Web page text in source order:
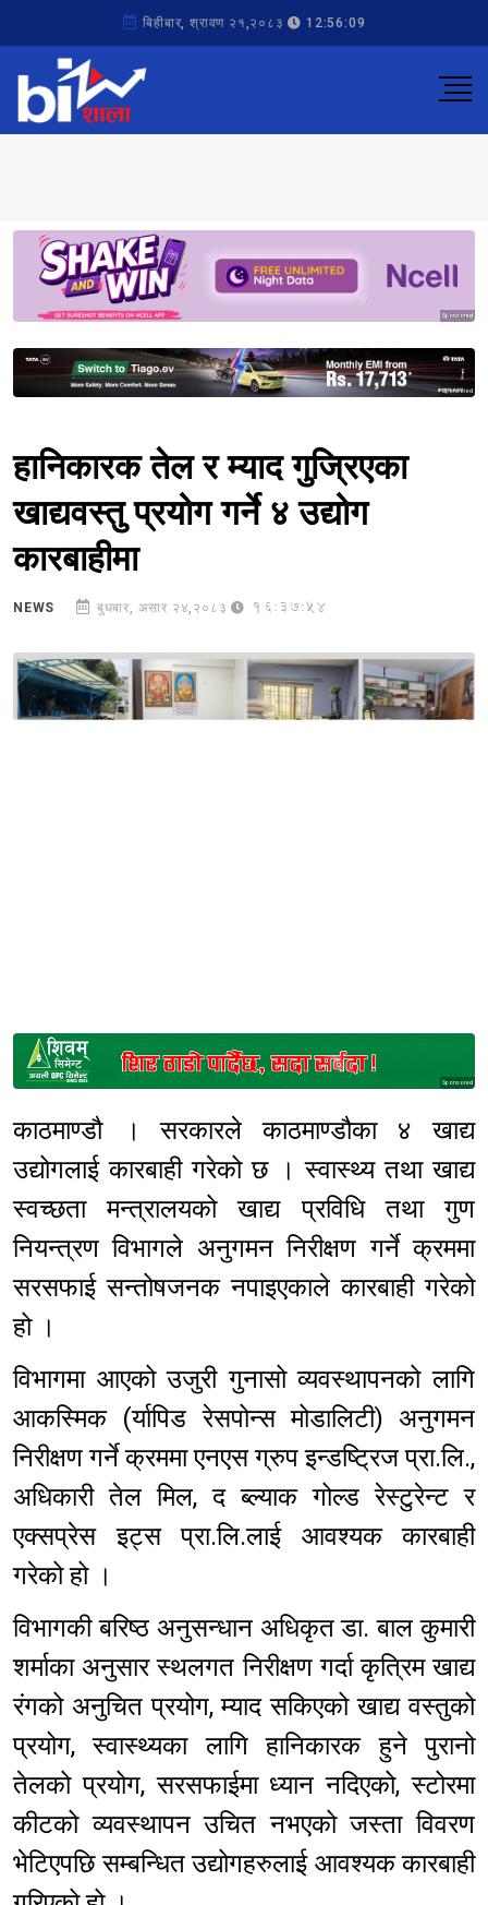
बिहीबार, श्रावण २१,२०८३ 12:56:09
Sponsored
Sponsored
हानिकारक तेल र म्याद गुज्रिएका
खाद्यवस्तु प्रयोग गर्ने ४ उद्योग
कारबाहीमा
NEWS बुधबार, असार २४,२०८३ 16:37:54
Sponsored
काठमाण्डौ । सरकारले काठमाण्डौका ४ खाद्य
उद्योगलाई कारबाही गरेको छ । स्वास्थ्य तथा खाद्य
स्वच्छता मन्त्रालयको खाद्य प्रविधि तथा गुण
नियन्त्रण विभागले अनुगमन निरीक्षण गर्ने क्रममा
सरसफाई सन्तोषजनक नपाइएकाले कारबाही गरेको
हो ।
विभागमा आएको उजुरी गुनासो व्यवस्थापनको लागि
आकस्मिक (र्यापिड रेसपोन्स मोडालिटी) अनुगमन
निरीक्षण गर्ने क्रममा एनएस ग्रुप इन्डष्ट्रिज प्रा.लि.,
अधिकारी तेल मिल, द ब्ल्याक गोल्ड रेस्टुरेन्ट र
एक्सप्रेस इट्स प्रा.लि.लाई आवश्यक कारबाही
गरेको हो ।
विभागकी बरिष्ठ अनुसन्धान अधिकृत डा. बाल कुमारी
शर्माका अनुसार स्थलगत निरीक्षण गर्दा कृत्रिम खाद्य
रंगको अनुचित प्रयोग, म्याद सकिएको खाद्य वस्तुको
प्रयोग, स्वास्थ्यका लागि हानिकारक हुने पुरानो
तेलको प्रयोग, सरसफाईमा ध्यान नदिएको, स्टोरमा
कीटको व्यवस्थापन उचित नभएको जस्ता विवरण
भेटिएपछि सम्बन्धित उद्योगहरुलाई आवश्यक कारबाही